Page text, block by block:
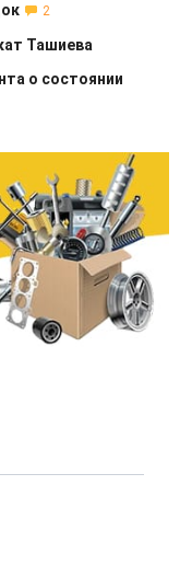
2
Ташиева
о состоянии